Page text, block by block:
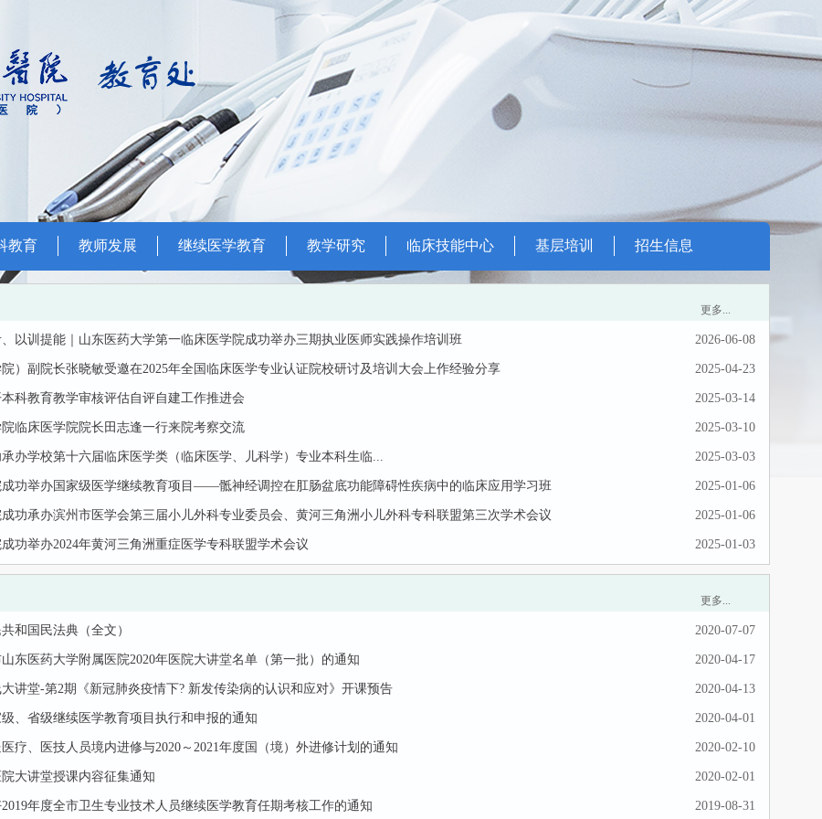
教育 教师发展 继续医学教育 教学研究 临床技能中心 基层培训 招生信息
更多...
、以训提能｜山东医药大学第一临床医学院成功举办三期执业医师实践操作培训班 2026-06-08
院）副院长张晓敏受邀在2025年全国临床医学专业认证院校研讨及培训大会上作经验分享 2025-04-23
科教育教学审核评估自评自建工作推进会 2025-03-14
临床医学院院长田志逢一行来院考察交流 2025-03-10
办学校第十六届临床医学类（临床医学、儿科学）专业本科生临... 2025-03-03
功举办国家级医学继续教育项目——骶神经调控在肛肠盆底功能障碍性疾病中的临床应用学习班 2025-01-06
功承办滨州市医学会第三届小儿外科专业委员会、黄河三角洲小儿外科专科联盟第三次学术会议 2025-01-06
功举办2024年黄河三角洲重症医学专科联盟学术会议 2025-01-03
更多...
和国民法典（全文） 2020-07-07
东医药大学附属医院2020年医院大讲堂名单（第一批）的通知 2020-04-17
大讲堂-第2期《新冠肺炎疫情下? 新发传染病的认识和应对》开课预告 2020-04-13
、省级继续医学教育项目执行和申报的通知 2020-04-01
疗、医技人员境内进修与2020～2021年度国（境）外进修计划的通知 2020-02-10
院大讲堂授课内容征集通知 2020-02-01
年度全市卫生专业技术人员继续医学教育任期考核工作的通知 2019-08-31